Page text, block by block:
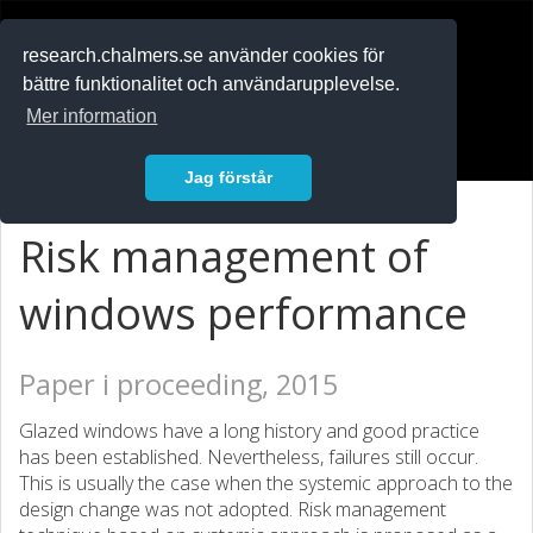
research.chalmers.se använder cookies för
bättre funktionalitet och användarupplevelse.
Mer information
Jag förstår
Risk management of
windows performance
Paper i proceeding, 2015
Glazed windows have a long history and good practice
has been established. Nevertheless, failures still occur.
This is usually the case when the systemic approach to the
design change was not adopted. Risk management